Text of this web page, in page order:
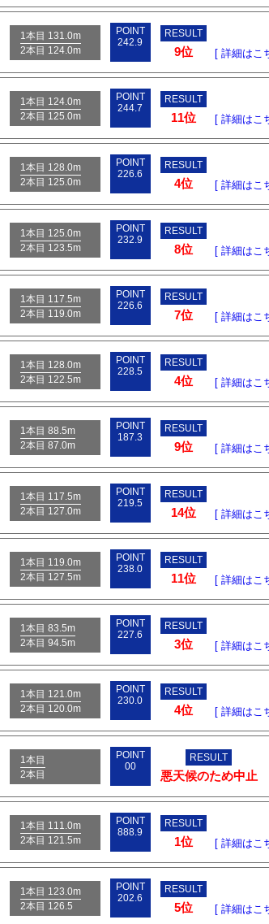
1本目 131.0m
2本目 124.0m
POINT
242.9
RESULT
9位 [ 詳細はこ
1本目 124.0m
2本目 125.0m
POINT
244.7
RESULT
11位 [ 詳細はこ
1本目 128.0m
2本目 125.0m
POINT
226.6
RESULT
4位 [ 詳細はこ
1本目 125.0m
2本目 123.5m
POINT
232.9
RESULT
8位 [ 詳細はこ
1本目 117.5m
2本目 119.0m
POINT
226.6
RESULT
7位 [ 詳細はこ
1本目 128.0m
2本目 122.5m
POINT
228.5
RESULT
4位 [ 詳細はこ
1本目 88.5m
2本目 87.0m
POINT
187.3
RESULT
9位 [ 詳細はこ
1本目 117.5m
2本目 127.0m
POINT
219.5
RESULT
14位 [ 詳細はこ
1本目 119.0m
2本目 127.5m
POINT
238.0
RESULT
11位 [ 詳細はこ
1本目 83.5m
2本目 94.5m
POINT
227.6
RESULT
3位 [ 詳細はこ
1本目 121.0m
2本目 120.0m
POINT
230.0
RESULT
4位 [ 詳細はこ
1本目
2本目
POINT
00
RESULT
悪天候のため中止
1本目 111.0m
2本目 121.5m
POINT
888.9
RESULT
1位 [ 詳細はこ
1本目 123.0m
2本目 126.5
POINT
202.6
RESULT
5位 [ 詳細はこ